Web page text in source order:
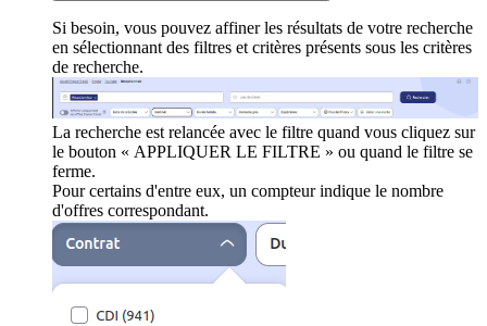
Si besoin, vous pouvez affiner les résultats de votre recherche
en sélectionnant des filtres et critères présents sous les critères
de recherche.
La recherche est relancée avec le filtre quand vous cliquez sur
le bouton « APPLIQUER LE FILTRE » ou quand le filtre se
ferme.
Pour certains d'entre eux, un compteur indique le nombre
d'offres correspondant.